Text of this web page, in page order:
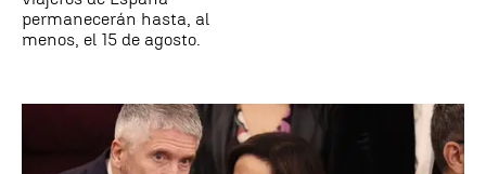
permanecerán hasta, al
menos, el 15 de agosto.